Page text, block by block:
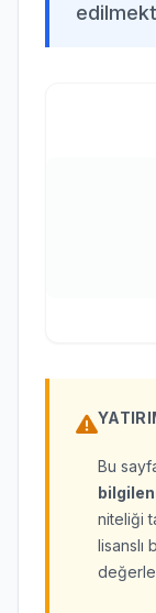
Bu
niteliği
lisanslı